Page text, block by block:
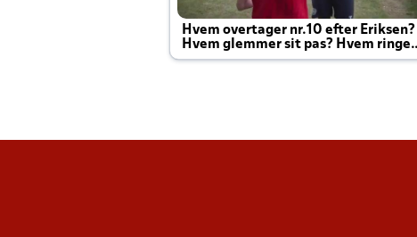
Hvem overtager nr.10 efter Eriksen?
Hvem glemmer sit pas? Hvem ringer
Joachim altid til efter kampe?